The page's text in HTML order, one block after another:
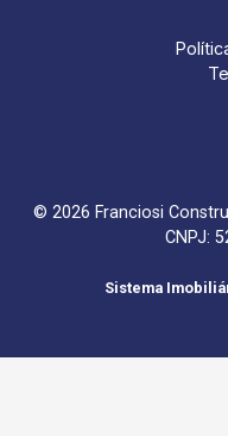
© 2026 Franciosi
CNPJ:
Sistema